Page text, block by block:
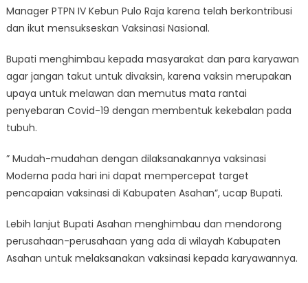
Manager PTPN IV Kebun Pulo Raja karena telah berkontribusi
dan ikut mensukseskan Vaksinasi Nasional.
Bupati menghimbau kepada masyarakat dan para karyawan
agar jangan takut untuk divaksin, karena vaksin merupakan
upaya untuk melawan dan memutus mata rantai
penyebaran Covid-19 dengan membentuk kekebalan pada
tubuh.
” Mudah-mudahan dengan dilaksanakannya vaksinasi
Moderna pada hari ini dapat mempercepat target
pencapaian vaksinasi di Kabupaten Asahan”, ucap Bupati.
Lebih lanjut Bupati Asahan menghimbau dan mendorong
perusahaan-perusahaan yang ada di wilayah Kabupaten
Asahan untuk melaksanakan vaksinasi kepada karyawannya.